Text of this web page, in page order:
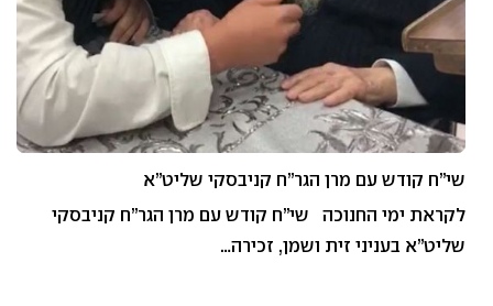
שי”ח קודש עם מרן הגר”ח קניבסקי שליט”א
לקראת ימי החנוכה שי”ח קודש עם מרן הגר”ח קניבסקי
שליט”א בעניני זית ושמן, זכירה…